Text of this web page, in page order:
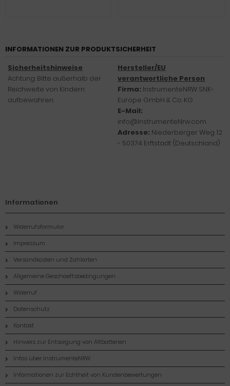
INFORMATIONEN ZUR PRODUKTSICHERHEIT
Sicherheitshinweise
Achtung: Bitte außerhalb der
Reichweite von Kindern
aufbewahren.
Hersteller/EU
verantwortliche Person
Firma: InstrumenteNRW SNK-
Europe GmbH & Co. KG
E-Mail:
info@InstrumenteNrw.com
Adresse: Niederberger Weg 12
- 50374 Erftstadt (Deutschland)
Informationen
Widerrufsformular
Impressum
Versandkosten und Zahlarten
Allgemeine Geschaeftsbedingungen
Widerruf
Datenschutz
Kontakt
Hinweis zur Entsorgung von Altbatterien
Infos über InstrumenteNRW
Informationen zur Echtheit von Kundenbewertungen